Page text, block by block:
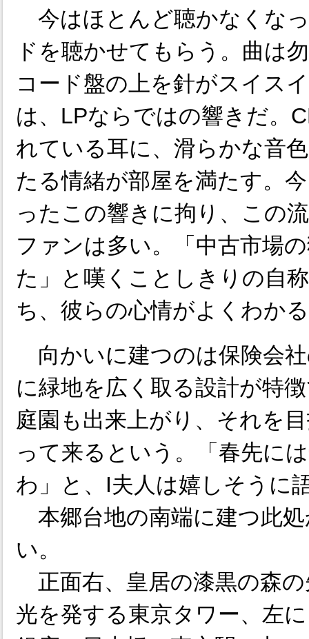
今はほとんど聴かなくな
ドを聴かせてもらう。曲は
コード盤の上を針がスイス
は、LPならではの響きだ。
れている耳に、滑らかな音
たる情緒が部屋を満たす。
ったこの響きに拘り、この
ファンは多い。「中古市場
た」と嘆くことしきりの自
ち、彼らの心情がよくわか
向かいに建つのは保険会
に緑地を広く取る設計が特
庭園も出来上がり、それを
って来るという。「春先に
わ」と、I夫人は嬉しそうに
本郷台地の南端に建つ此
い。
正面右、皇居の漆黒の森
光を発する東京タワー、左